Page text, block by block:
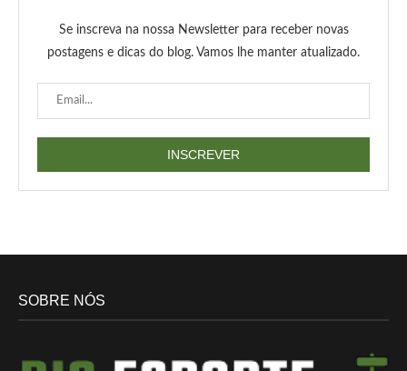
Se inscreva na nossa Newsletter para receber novas
postagens e dicas do blog. Vamos lhe manter atualizado.
SOBRE NÓS